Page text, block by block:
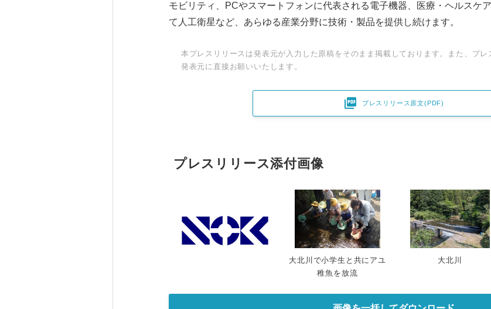
モビリティ、PCやスマートフォンに代表される電子機器、医療・ヘルスケ
て人工衛星など、あらゆる産業分野に技術・製品を提供し続けます。
本プレスリリースは発表元が入力した原稿をそのまま掲載しております。また、プ
発表元に直接お願いいたします。
 プレスリリース原文(PDF)
プレスリリース添付画像
大北川で小学生と共にアユ
稚魚を放流
大北川
English